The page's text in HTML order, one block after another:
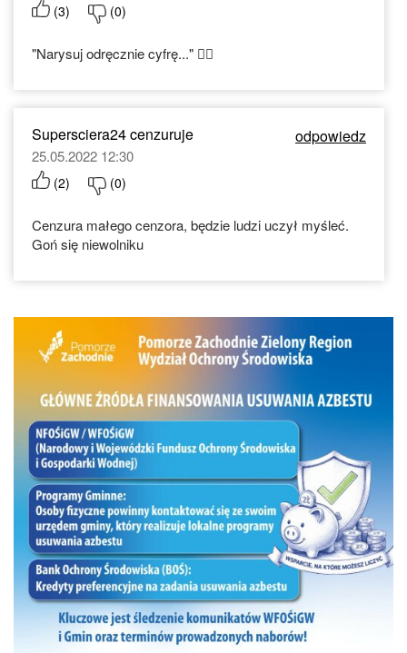
(3) (0)
"Narysuj odręcznie cyfrę..." 🤦‍♂️
Supersciera24 cenzuruje odpowiedz
25.05.2022 12:30
(2) (0)
Cenzura małego cenzora, będzie ludzi uczył myśleć.
Goń się niewolniku